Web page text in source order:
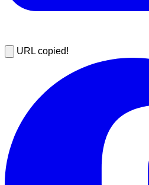
URL copied!